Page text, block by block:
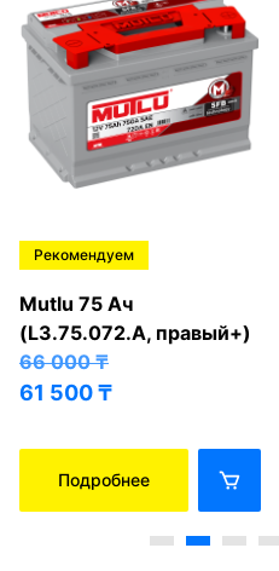
Рекомендуем
Mutlu 75 Ач
(L3.75.072.A, правый+)
66 000₸
61 500₸
Подробнее